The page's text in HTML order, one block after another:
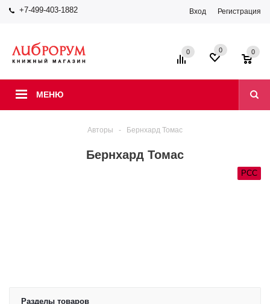
+7-499-403-1882 Вход Регистрация
МЕНЮ
0 0 0
Авторы - Бернхард Томас
Бернхард Томас
РСС
Разделы товаров